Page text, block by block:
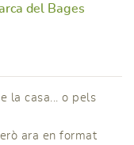
del Bages
la casa... o pels
ara en format